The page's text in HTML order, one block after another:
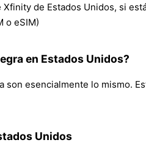
de Estados Unidos, si
o eSIM)
en Estados Unidos?
esencialmente lo mismo.
Unidos